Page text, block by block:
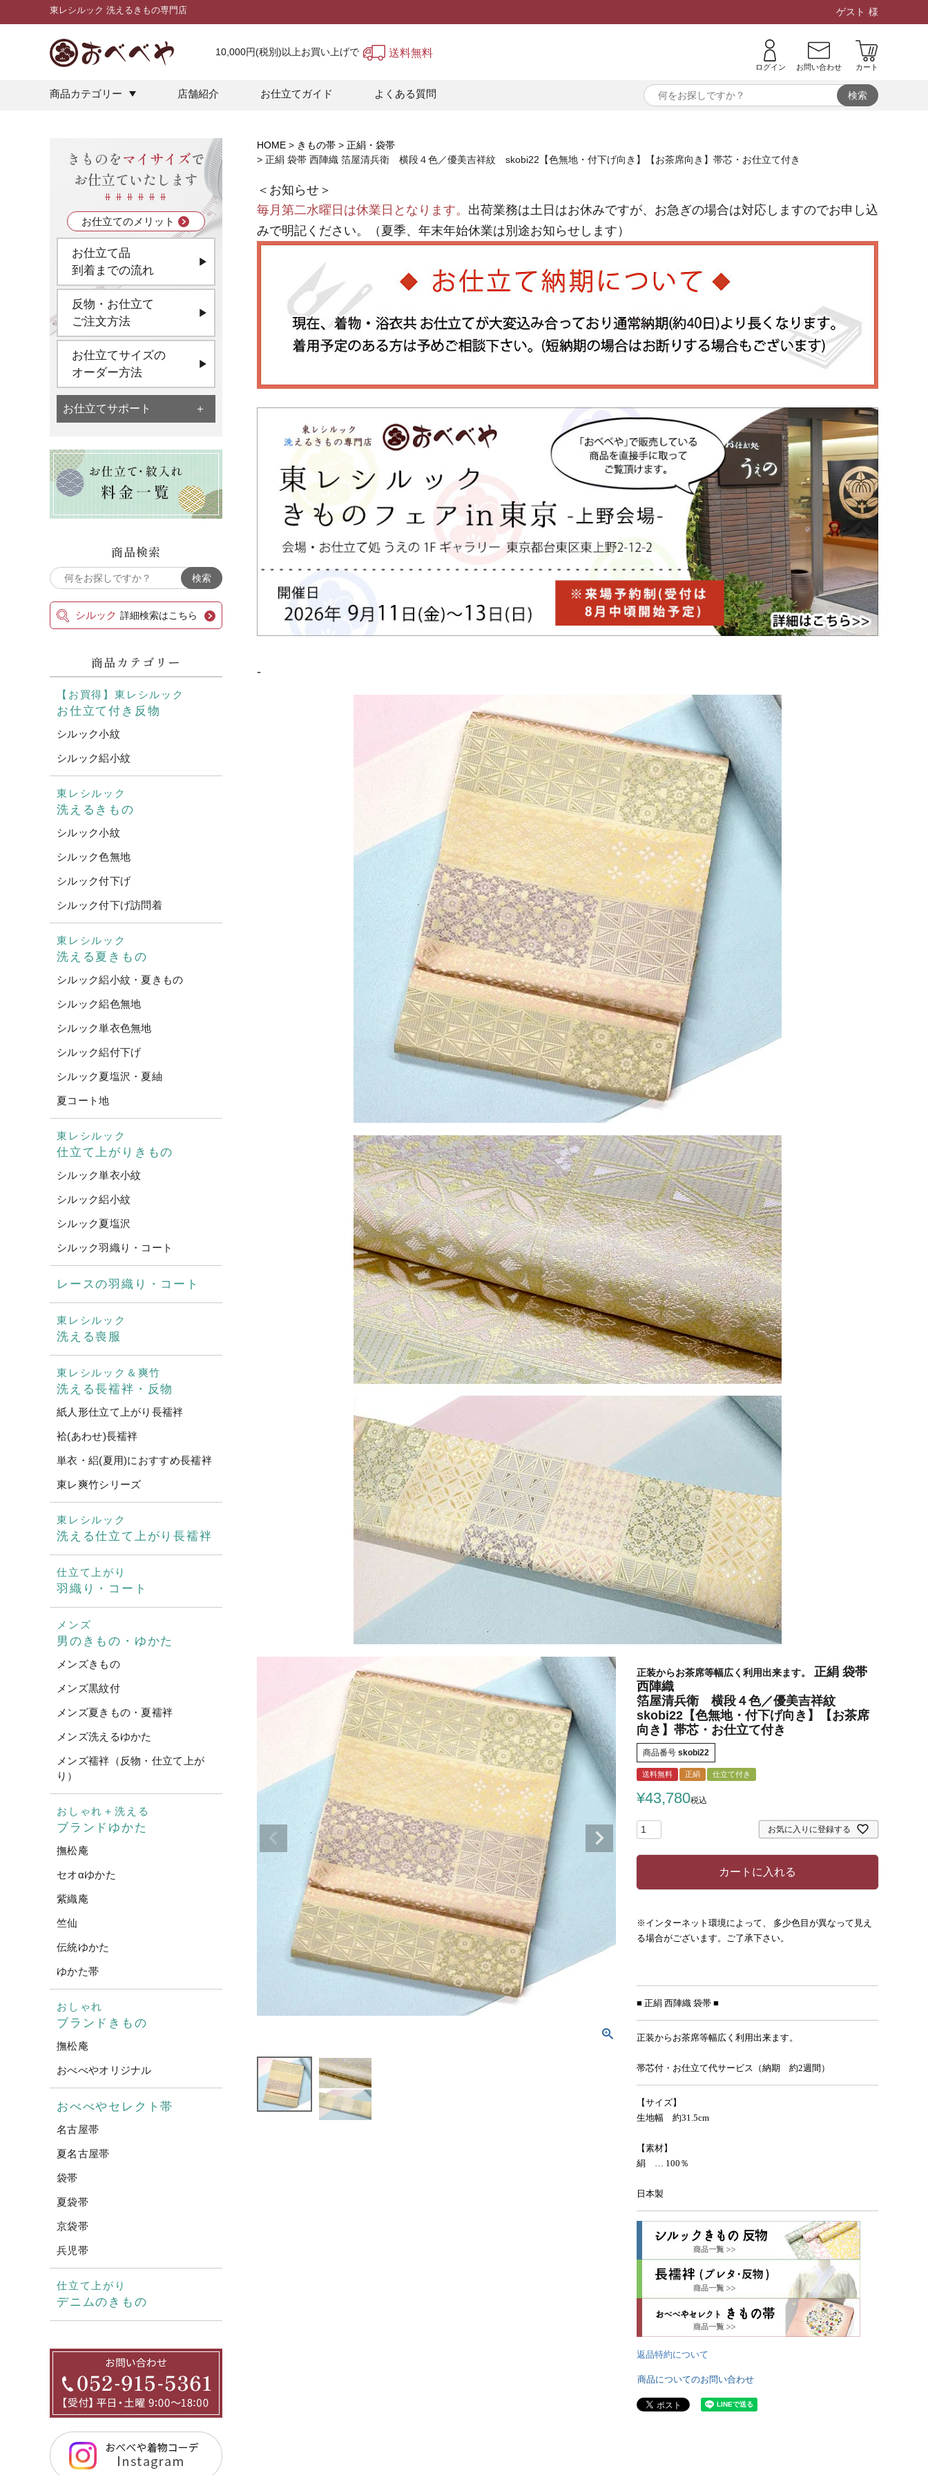
東レシルック 洗えるきもの専門店 ゲスト 様
10,000円(税別)以上お買い上げで 送料無料
ログイン お問い合わせ カート
商品カテゴリー 店舗紹介 お仕立てガイド よくある質問
きものをマイサイズで
お仕立ていたします
お仕立てのメリット
お仕立て品
到着までの流れ
反物・お仕立て
ご注文方法
お仕立てサイズの
オーダー方法
お仕立てサポート
商品検索
シルック 詳細検索はこちら
商品カテゴリー
【お買得】東レシルック
お仕立て付き反物
シルック小紋
シルック絽小紋
東レシルック
洗えるきもの
シルック小紋
シルック色無地
シルック付下げ
シルック付下げ訪問着
東レシルック
洗える夏きもの
シルック絽小紋・夏きもの
シルック絽色無地
シルック単衣色無地
シルック絽付下げ
シルック夏塩沢・夏紬
夏コート地
東レシルック
仕立て上がりきもの
シルック単衣小紋
シルック絽小紋
シルック夏塩沢
シルック羽織り・コート
レースの羽織り・コート
東レシルック
洗える喪服
東レシルック＆爽竹
洗える長襦袢・反物
紙人形仕立て上がり長襦袢
袷(あわせ)長襦袢
単衣・絽(夏用)におすすめ長襦袢
東レ爽竹シリーズ
東レシルック
洗える仕立て上がり長襦袢
仕立て上がり
羽織り・コート
メンズ
男のきもの・ゆかた
メンズきもの
メンズ黒紋付
メンズ夏きもの・夏襦袢
メンズ洗えるゆかた
メンズ襦袢（反物・仕立て上が
り）
おしゃれ＋洗える
ブランドゆかた
撫松庵
セオαゆかた
紫織庵
竺仙
伝統ゆかた
ゆかた帯
おしゃれ
ブランドきもの
撫松庵
おべべやオリジナル
おべべやセレクト帯
名古屋帯
夏名古屋帯
袋帯
夏袋帯
京袋帯
兵児帯
仕立て上がり
デニムのきもの
HOME きもの帯
正絹・袋帯
正絹 袋帯 西陣織 箔屋清兵衛 横段４色／優美吉祥紋 skobi22【色無地・付下げ向き】【お茶席向き】帯芯・お仕立て付き
＜お知らせ＞
毎月第二水曜日は休業日となります。 出荷業務は土日はお休みですが、お急ぎの場合は対応しますのでお申し込
みで明記ください。（夏季、年末年始休業は別途お知らせします）
-
正装からお茶席等幅広く利用出来ます。
正絹 袋帯
西陣織
箔屋清兵衛 横段４色／優美吉祥紋
skobi22【色無地・付下げ向き】【お茶席
向き】帯芯・お仕立て付き
商品番号 skobi22
送料無料 正絹 仕立て付き
¥43,780税込
お気に入りに登録する
カートに入れる
※インターネット環境によって、 多少色目が異なって見え
る場合がございます。ご了承下さい。
■ 正絹 西陣織 袋帯 ■
正装からお茶席等幅広く利用出来ます。
帯芯付・お仕立て代サービス（納期 約2週間）
【サイズ】
生地幅 約31.5cm
【素材】
絹 … 100％
日本製
返品特約について
商品についてのお問い合わせ